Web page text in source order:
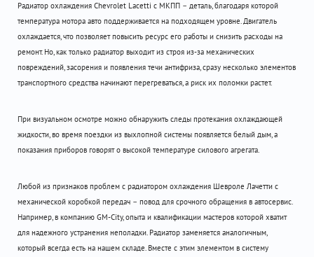
Радиатор охлаждения Chevrolet Lacetti с МКПП – деталь, благодаря которой
температура мотора авто поддерживается на подходящем уровне. Двигатель
охлаждается, что позволяет повысить ресурс его работы и снизить расходы на
ремонт. Но, как только радиатор выходит из строя из-за механических
повреждений, засорения и появления течи антифриза, сразу несколько элементов
транспортного средства начинают перегреваться, а риск их поломки растет.
При визуальном осмотре можно обнаружить следы протекания охлаждающей
жидкости, во время поездки из выхлопной системы появляется белый дым, а
показания приборов говорят о высокой температуре силового агрегата.
Любой из признаков проблем с радиатором охлаждения Шевроле Лачетти с
механической коробкой передач – повод для срочного обращения в автосервис.
Например, в компанию GM-City, опыта и квалификации мастеров которой хватит
для надежного устранения неполадки. Радиатор заменяется аналогичным,
который всегда есть на нашем складе. Вместе с этим элементом в систему